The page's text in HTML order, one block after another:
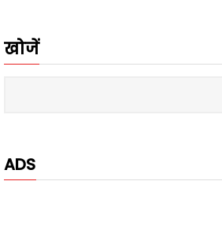
खोजें
ADS